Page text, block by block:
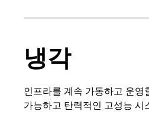
냉각
인프라를 계속 가동하고 운영
가능하고 탄력적인 고성능 시